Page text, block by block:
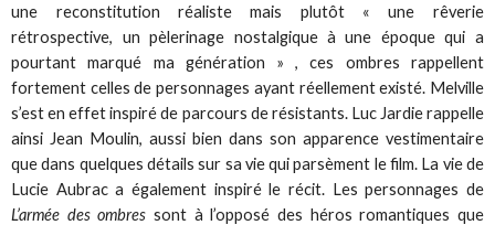
une reconstitution réaliste mais plutôt « une rêverie
rétrospective, un pèlerinage nostalgique à une époque qui a
pourtant marqué ma génération » , ces ombres rappellent
fortement celles de personnages ayant réellement existé. Melville
s’est en effet inspiré de parcours de résistants. Luc Jardie rappelle
ainsi Jean Moulin, aussi bien dans son apparence vestimentaire
que dans quelques détails sur sa vie qui parsèment le film. La vie de
Lucie Aubrac a également inspiré le récit. Les personnages de
L’armée des ombres sont à l’opposé des héros romantiques que